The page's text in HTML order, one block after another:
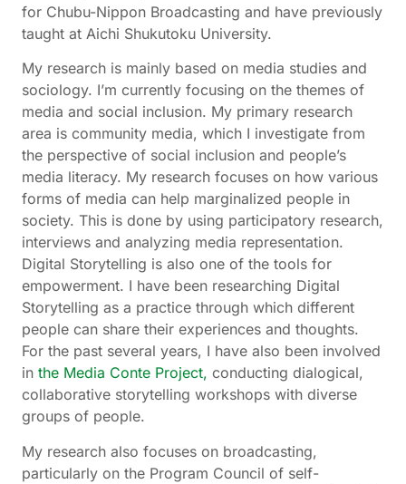
for Chubu-Nippon Broadcasting and have previously
taught at Aichi Shukutoku University.
My research is mainly based on media studies and
sociology. I’m currently focusing on the themes of
media and social inclusion. My primary research
area is community media, which I investigate from
the perspective of social inclusion and people’s
media literacy. My research focuses on how various
forms of media can help marginalized people in
society. This is done by using participatory research,
interviews and analyzing media representation.
Digital Storytelling is also one of the tools for
empowerment. I have been researching Digital
Storytelling as a practice through which different
people can share their experiences and thoughts.
For the past several years, I have also been involved
in the Media Conte Project, conducting dialogical,
collaborative storytelling workshops with diverse
groups of people.
My research also focuses on broadcasting,
particularly on the Program Council of self-